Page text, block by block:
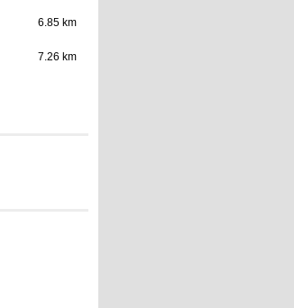
6.85 km
7.26 km